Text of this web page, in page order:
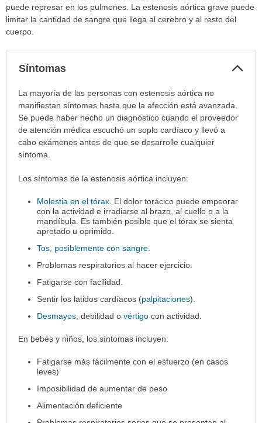
puede represar en los pulmones. La estenosis aórtica grave puede
limitar la cantidad de sangre que llega al cerebro y al resto del
cuerpo.
Síntomas
Síntomas
sido
extendido.
La mayoría de las personas con estenosis aórtica no
manifiestan síntomas hasta que la afección está avanzada.
Se puede haber hecho un diagnóstico cuando el proveedor
de atención médica escuchó un soplo cardíaco y llevó a
cabo exámenes antes de que se desarrolle cualquier
síntoma.
Los síntomas de la estenosis aórtica incluyen:
Molestia en el tórax . El dolor torácico puede empeorar
con la actividad e irradiarse al brazo, al cuello o a la
mandíbula. Es también posible que el tórax se sienta
apretado u oprimido.
Tos, posiblemente con sangre
Problemas respiratorios al hacer ejercicio.
Fatigarse con facilidad.
Sentir los latidos cardíacos (palpitaciones).
Desmayos , debilidad ovértigo con actividad.
En bebés y niños, los síntomas incluyen:
Fatigarse más fácilmente con el esfuerzo (en casos
leves)
Imposibilidad de aumentar de peso
Alimentación deficiente